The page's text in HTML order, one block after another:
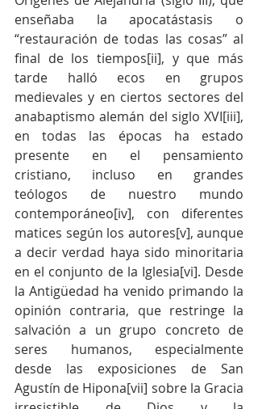
enseñaba la apocatástasis o
“restauración de todas las cosas” al
final de los tiempos[ii], y que más
tarde halló ecos en grupos
medievales y en ciertos sectores del
anabaptismo alemán del siglo XVI[iii],
en todas las épocas ha estado
presente en el pensamiento
cristiano, incluso en grandes
teólogos de nuestro mundo
contemporáneo[iv], con diferentes
matices según los autores[v], aunque
a decir verdad haya sido minoritaria
en el conjunto de la Iglesia[vi]. Desde
la Antigüedad ha venido primando la
opinión contraria, que restringe la
salvación a un grupo concreto de
seres humanos, especialmente
desde las exposiciones de San
Agustín de Hipona[vii] sobre la Gracia